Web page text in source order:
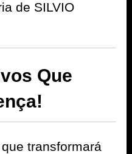
de SILVIO
Que
transformará